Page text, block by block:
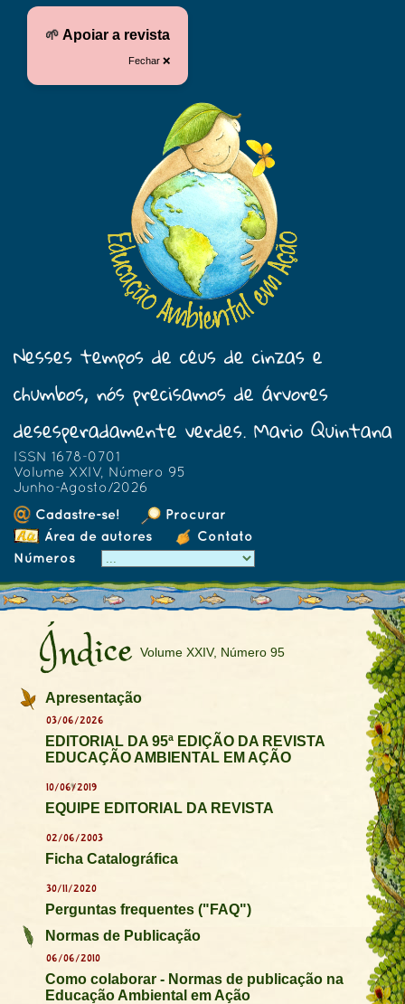
🌱 Apoiar a revista
Fechar ❌
Nesses tempos de céus de cinzas e
chumbos, nós precisamos de árvores
desesperadamente verdes. Mario Quintana
ISSN 1678-0701
Volume XXIV, Número 95
Junho-Agosto/2026
Cadastre-se!
Procurar
Área de autores
Contato
Números
Índice Volume XXIV, Número 95
Apresentação
03/06/2026
EDITORIAL DA 95ª EDIÇÃO DA REVISTA
EDUCAÇÃO AMBIENTAL EM AÇÃO
10/06/2019
EQUIPE EDITORIAL DA REVISTA
02/06/2003
Ficha Catalográfica
30/11/2020
Perguntas frequentes ("FAQ")
Normas de Publicação
06/06/2010
Como colaborar - Normas de publicação na
Educação Ambiental em Ação